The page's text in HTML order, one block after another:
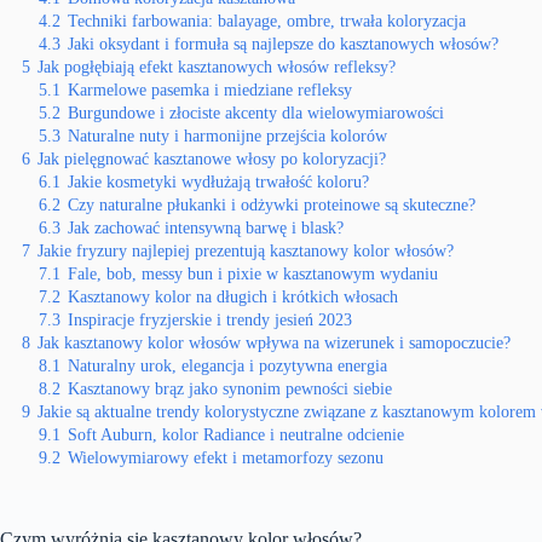
4.2 Techniki farbowania: balayage, ombre, trwała koloryzacja
4.3 Jaki oksydant i formuła są najlepsze do kasztanowych włosów?
5 Jak pogłębiają efekt kasztanowych włosów refleksy?
5.1 Karmelowe pasemka i miedziane refleksy
5.2 Burgundowe i złociste akcenty dla wielowymiarowości
5.3 Naturalne nuty i harmonijne przejścia kolorów
6 Jak pielęgnować kasztanowe włosy po koloryzacji?
6.1 Jakie kosmetyki wydłużają trwałość koloru?
6.2 Czy naturalne płukanki i odżywki proteinowe są skuteczne?
6.3 Jak zachować intensywną barwę i blask?
7 Jakie fryzury najlepiej prezentują kasztanowy kolor włosów?
7.1 Fale, bob, messy bun i pixie w kasztanowym wydaniu
7.2 Kasztanowy kolor na długich i krótkich włosach
7.3 Inspiracje fryzjerskie i trendy jesień 2023
8 Jak kasztanowy kolor włosów wpływa na wizerunek i samopoczucie?
8.1 Naturalny urok, elegancja i pozytywna energia
8.2 Kasztanowy brąz jako synonim pewności siebie
9 Jakie są aktualne trendy kolorystyczne związane z kasztanowym kolorem
9.1 Soft Auburn, kolor Radiance i neutralne odcienie
9.2 Wielowymiarowy efekt i metamorfozy sezonu